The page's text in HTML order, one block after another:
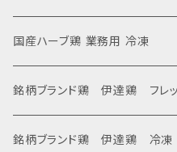
国産ハーブ鶏 業務用 冷凍
銘柄ブランド鶏 伊達鶏 フレッ
銘柄ブランド鶏 伊達鶏 冷